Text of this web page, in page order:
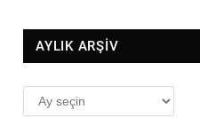
AYLIK ARŞİV
AYLIK
ARŞİV